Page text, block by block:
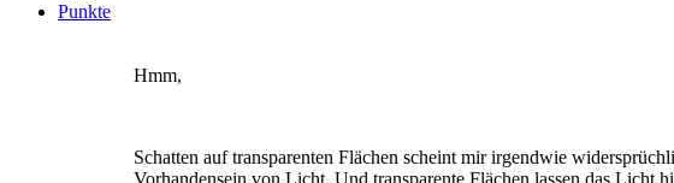
Punkte
Hmm,
Schatten auf transparenten Flächen scheint mir irgendwie
Vorhandensein von Licht. Und transparente Flächen lassen das Licht